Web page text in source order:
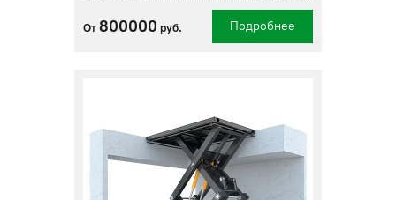
От 800000 руб. Подробнее